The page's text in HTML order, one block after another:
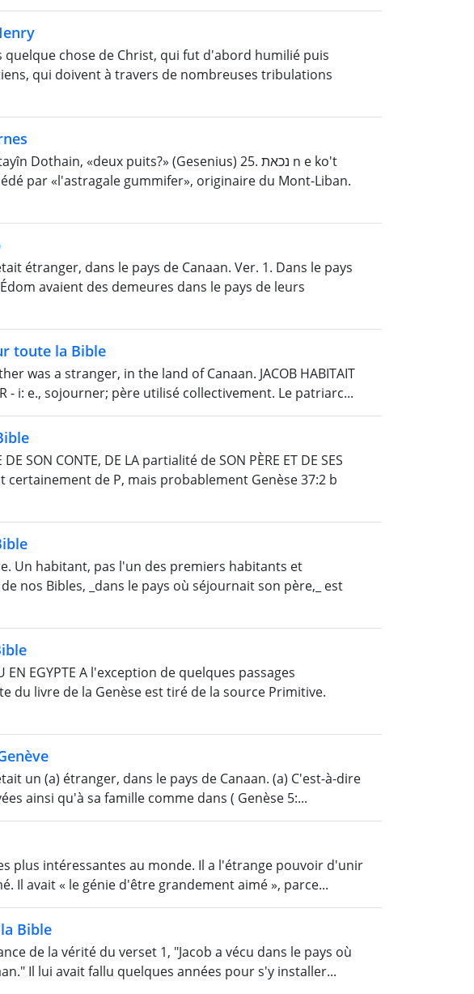
quelque chose de Christ, qui fut d'abord humilié puis
qui doivent à travers de nombreuses tribulations
par «l'astragale gummifer», originaire du Mont-Liban.
étranger, dans le pays de Canaan. Ver. 1. Dans le pays
avaient des demeures dans le pays de leurs
toute la Bible
was a stranger, in the land of Canaan. JACOB HABITAIT
- i: e., sojourner; père utilisé collectivement. Le patriarc...
DE SON CONTE, DE LA partialité de SON PÈRE ET DE SES
certainement de P, mais probablement Genèse 37:2 b
Un habitant, pas l'un des premiers habitants et
nos Bibles, _dans le pays où séjournait son père,_ est
EN EGYPTE A l'exception de quelques passages
du livre de la Genèse est tiré de la source Primitive.
un (a) étranger, dans le pays de Canaan. (a) C'est-à-dire
ainsi qu'à sa famille comme dans ( Genèse 5:...
plus intéressantes au monde. Il a l'étrange pouvoir d'unir
Il avait « le génie d'être grandement aimé », parce...
Bible
de la vérité du verset 1, "Jacob a vécu dans le pays où
Il lui avait fallu quelques années pour s'y installer...